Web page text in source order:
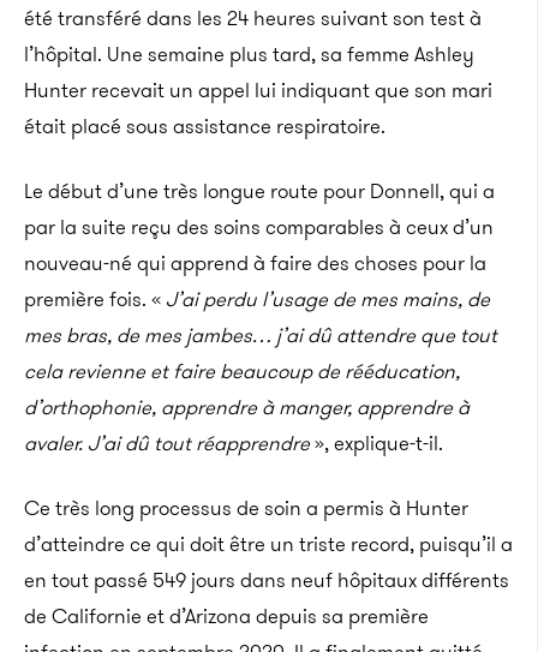
été transféré dans les 24 heures suivant son test à
l’hôpital. Une semaine plus tard, sa femme Ashley
Hunter recevait un appel lui indiquant que son mari
était placé sous assistance respiratoire.
Le début d’une très longue route pour Donnell, qui a
par la suite reçu des soins comparables à ceux d’un
nouveau-né qui apprend à faire des choses pour la
première fois. « J’ai perdu l’usage de mes mains, de
mes bras, de mes jambes… j’ai dû attendre que tout
cela revienne et faire beaucoup de rééducation,
d’orthophonie, apprendre à manger, apprendre à
avaler. J’ai dû tout réapprendre», explique-t-il.
Ce très long processus de soin a permis à Hunter
d’atteindre ce qui doit être un triste record, puisqu’il a
en tout passé 549 jours dans neuf hôpitaux différents
de Californie et d’Arizona depuis sa première